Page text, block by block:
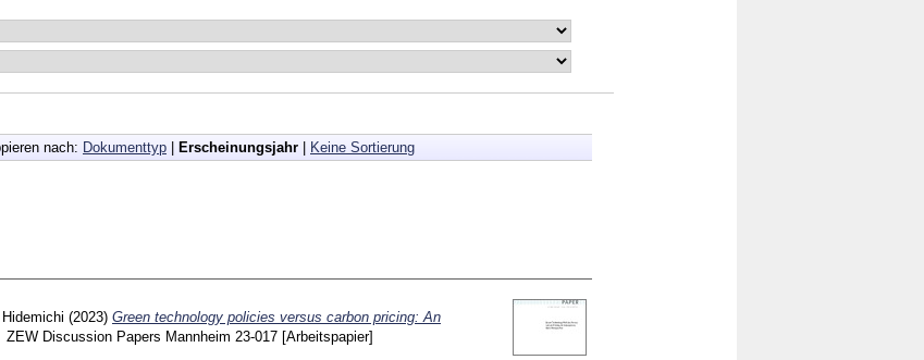
nach: Dokumenttyp Erscheinungsjahr Keine Sortierung
(2023) Green technology policies versus carbon pricing: An
ZEW Discussion Papers Mannheim 23-017 [Arbeitspapier]